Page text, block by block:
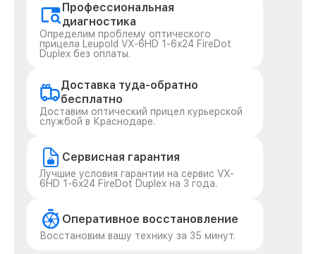
Профессиональная
диагностика
Определим проблему оптического
прицела Leupold VX-6HD 1-6x24 FireDot
Duplex без оплаты.
Доставка туда-обратно
бесплатно
Доставим оптический прицел курьерской
службой в Краснодаре.
Сервисная гарантия
Лучшие условия гарантии на сервис VX-
6HD 1-6x24 FireDot Duplex на 3 года.
Оперативное восстановление
Восстановим вашу технику за 35 минут.